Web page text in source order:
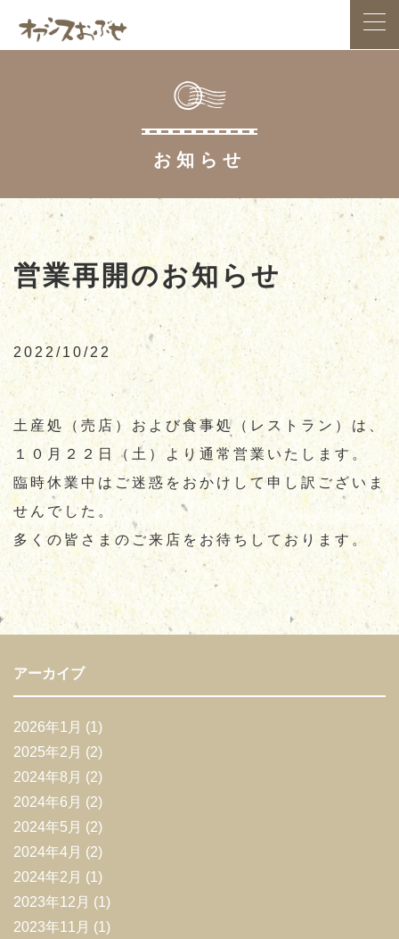
HOME
アクセス案内 お食事処 お土産処
スイーツ 小布施総合公園 農産物直売所
お知らせ お問合せ 通販サイト
お知らせ
営業再開のお知らせ
2022/10/22
土産処（売店）および食事処（レストラン）は、
１０月２２日（土）より通常営業いたします。
臨時休業中はご迷惑をおかけして申し訳ございま
せんでした。
多くの皆さまのご来店をお待ちしております。
アーカイブ
2026年1月 (1)
2025年2月 (2)
2024年8月 (2)
2024年6月 (2)
2024年5月 (2)
2024年4月 (2)
2024年2月 (1)
2023年12月 (1)
2023年11月 (1)